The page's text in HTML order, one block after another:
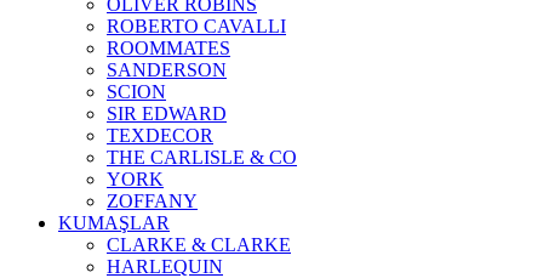
ROBERTO CAVALLI
ROOMMATES
SANDERSON
SCION
SIR EDWARD
TEXDECOR
THE CARLISLE & CO
YORK
ZOFFANY
KUMAŞLAR
CLARKE & CLARKE
HARLEQUIN